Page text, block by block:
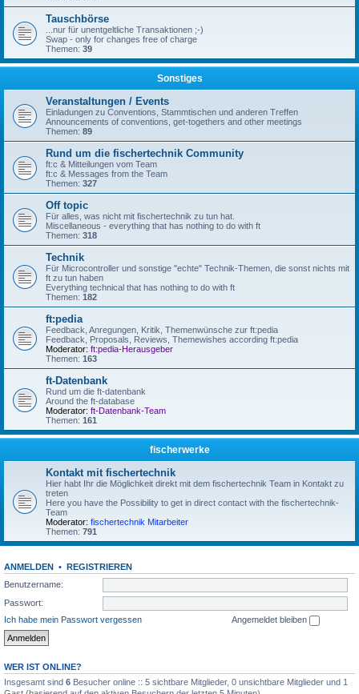
Tauschbörse
...nur für unentgeltliche Transaktionen ;-)
Swap - only for changes free of charge
Themen: 39
Sonstiges
Veranstaltungen / Events
Einladungen zu Conventions, Stammtischen und anderen Treffen
Announcements of conventions, get-togethers and other meetings
Themen: 89
Rund um die fischertechnik Community
ft:c & Mitteilungen vom Team
ft:c & Messages from the Team
Themen: 327
Off topic
Für alles, was nicht mit fischertechnik zu tun hat.
Miscellaneous - everything that has nothing to do with ft
Themen: 318
Technik
Für Microcontroller und sonstige "echte" Technik-Themen, die sonst nichts mit
ft zu tun haben
Everything technical that has nothing to do with ft
Themen: 182
ft:pedia
Feedback, Anregungen, Kritik, Themenwünsche zur ft:pedia
Feedback, Proposals, Reviews, Themewishes according ft:pedia
Moderator: ft:pedia-Herausgeber
Themen: 163
ft-Datenbank
Rund um die ft-datenbank
Around the ft-database
Moderator: ft-Datenbank-Team
Themen: 161
fischerwerke
Kontakt mit fischertechnik
Hier habt Ihr die Möglichkeit direkt mit dem fischertechnik Team in Kontakt zu
treten
Here you have the Possibility to get in direct contact with the fischertechnik-
Team
Moderator: fischertechnik Mitarbeiter
Themen: 791
ANMELDEN • REGISTRIEREN
Benutzername:
Passwort:
Ich habe mein Passwort vergessen
Angemeldet bleiben
WER IST ONLINE?
Insgesamt sind 6 Besucher online :: 5 sichtbare Mitglieder, 0 unsichtbare Mitglieder und 1